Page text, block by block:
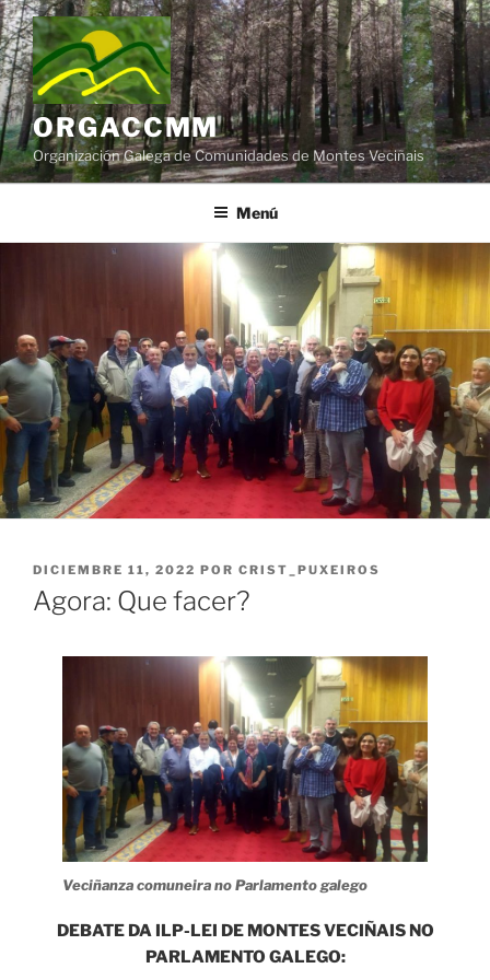
Saltar
al
contenido
ORGACCMM
Organización Galega de Comunidades de Montes Veciñais
Menú
PUBLICADO
EL
DICIEMBRE 11, 2022 POR CRIST_PUXEIROS
Agora: Que facer?
Veciñanza comuneira no Parlamento galego
DEBATE DA ILP-LEI DE MONTES VECIÑAIS NO
PARLAMENTO GALEGO: